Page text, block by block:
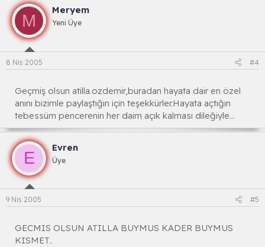
M
Meryem
Yeni Üye
8 Nis 2005 #4
Geçmiş olsun atilla.ozdemir,buradan hayata dair en özel
anını bizimle paylaştığın için teşekkürler.Hayata açtığın
tebessüm pencerenin her daim açık kalması dileğiyle...
E
Evren
Üye
9 Nis 2005 #5
GECMIS OLSUN ATILLA BUYMUS KADER BUYMUS
KISMET..